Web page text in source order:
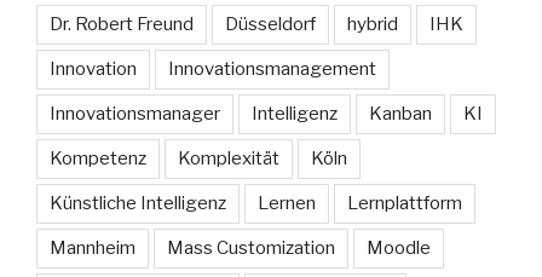
Dr. Robert Freund Düsseldorf hybrid IHK
Innovation Innovationsmanagement
Innovationsmanager Intelligenz Kanban KI
Kompetenz Komplexität Köln
Künstliche Intelligenz Lernen Lernplattform
Mannheim Mass Customization Moodle